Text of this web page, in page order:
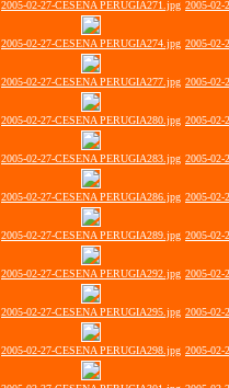
2005-02-27-CESENA PERUGIA271.jpg 2005-02-
2005-02-27-CESENA PERUGIA274.jpg 2005-02-
2005-02-27-CESENA PERUGIA277.jpg 2005-02-
2005-02-27-CESENA PERUGIA280.jpg 2005-02-
2005-02-27-CESENA PERUGIA283.jpg 2005-02-
2005-02-27-CESENA PERUGIA286.jpg 2005-02-
2005-02-27-CESENA PERUGIA289.jpg 2005-02-
2005-02-27-CESENA PERUGIA292.jpg 2005-02-
2005-02-27-CESENA PERUGIA295.jpg 2005-02-
2005-02-27-CESENA PERUGIA298.jpg 2005-02-